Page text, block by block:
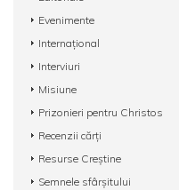
Evenimente
Internațional
Interviuri
Misiune
Prizonieri pentru Christos
Recenzii cărți
Resurse Creștine
Semnele sfârșitului